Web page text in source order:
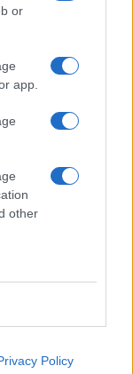
or
app.
other
Policy
négy új,
M1-es
jelzőlámpás